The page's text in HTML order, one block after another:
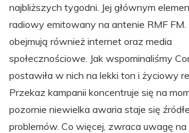
najbliższych tygodni. Jej głównym
radiowy emitowany na antenie RMF FM.
obejmują również internet oraz media
społecznościowe. Jak wspominaliśmy
postawiła w nich na lekki ton i życiowy
Przekaz kampanii koncentruje się na
pozornie niewielka awaria staje się
problemów. Co więcej, zwraca uwagę na